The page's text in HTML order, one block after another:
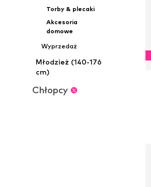
Torby & plecaki
Akcesoria
domowe
Wyprzedaż
Młodzież (140-176
cm)
Chłopcy